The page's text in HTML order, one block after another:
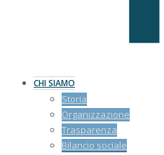
CHI SIAMO
Storia
Organizzazione
Trasparenza
Bilancio sociale